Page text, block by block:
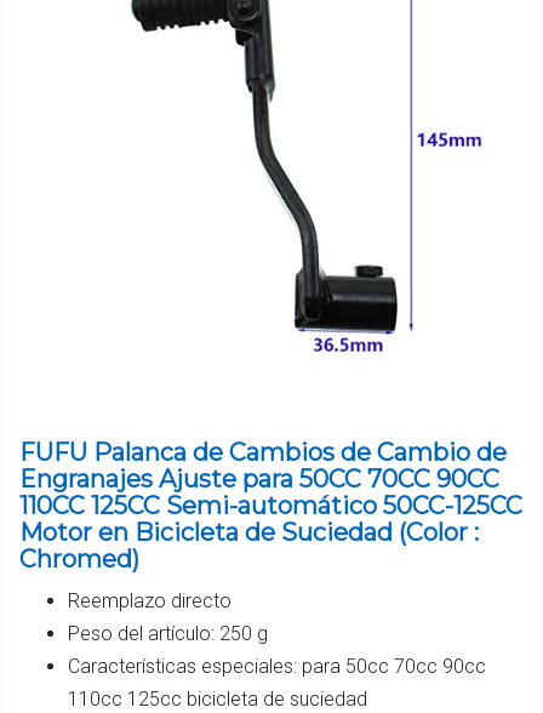
FUFU Palanca de Cambios de Cambio de
Engranajes Ajuste para 50CC 70CC 90CC
110CC 125CC Semi-automático 50CC-125CC
Motor en Bicicleta de Suciedad (Color :
Chromed)
Reemplazo directo
Peso del artículo: 250 g
Características especiales: para 50cc 70cc 90cc
110cc 125cc bicicleta de suciedad